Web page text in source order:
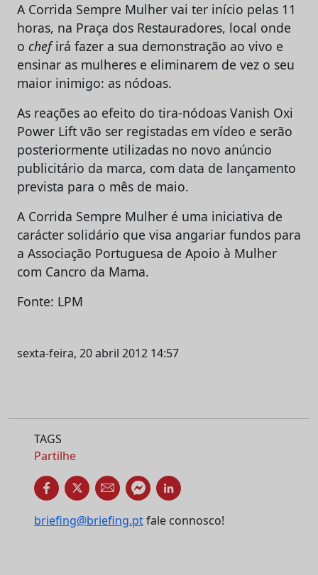
A Corrida Sempre Mulher vai ter início pelas 11
horas, na Praça dos Restauradores, local onde
o chefirá fazer a sua demonstração ao vivo e
ensinar as mulheres e eliminarem de vez o seu
maior inimigo: as nódoas.
As reações ao efeito do tira-nódoas Vanish Oxi
Power Lift vão ser registadas em vídeo e serão
posteriormente utilizadas no novo anúncio
publicitário da marca, com data de lançamento
prevista para o mês de maio.
A Corrida Sempre Mulher é uma iniciativa de
carácter solidário que visa angariar fundos para
a Associação Portuguesa de Apoio à Mulher
com Cancro da Mama.
Fonte: LPM
sexta-feira, 20 abril 2012 14:57
TAGS
Partilhe
briefing@briefing.ptfale connosco!